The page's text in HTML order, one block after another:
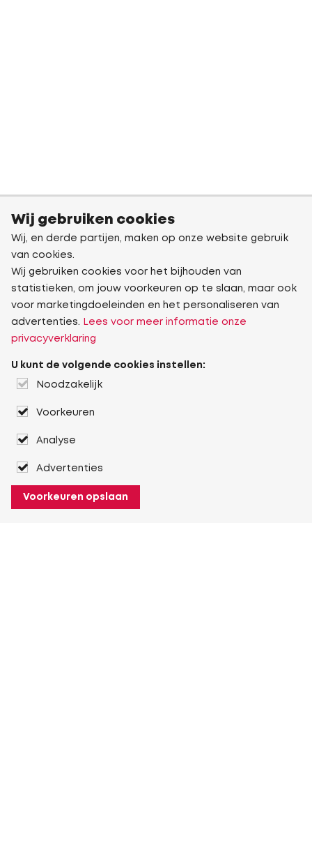
Wij gebruiken cookies
Wij, en derde partijen, maken op onze website gebruik
van cookies.
Wij gebruiken cookies voor het bijhouden van
statistieken, om jouw voorkeuren op te slaan, maar ook
voor marketingdoeleinden en het personaliseren van
advertenties.
Lees voor meer informatie onze
privacyverklaring
U kunt de volgende cookies instellen:
Noodzakelijk
Voorkeuren
Analyse
Advertenties
Voorkeuren opslaan